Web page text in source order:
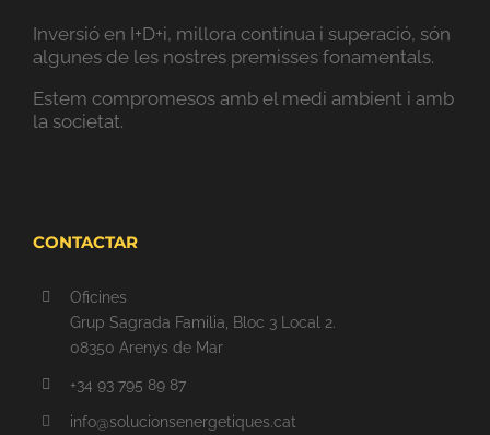
Inversió en I+D+i, millora contínua i superació, són
algunes de les nostres premisses fonamentals.
Estem compromesos amb el medi ambient i amb
la societat.
CONTACTAR
Oficines
Grup Sagrada Familia, Bloc 3 Local 2.
08350 Arenys de Mar
+34 93 795 89 87
info@solucionsenergetiques.cat